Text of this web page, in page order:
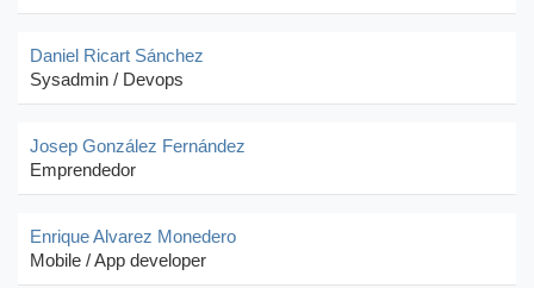
Daniel Ricart Sánchez
Sysadmin / Devops
Josep González Fernández
Emprendedor
Enrique Alvarez Monedero
Mobile / App developer